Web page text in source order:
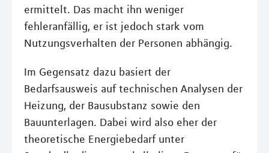
ermittelt. Das macht ihn weniger
fehleranfällig, er ist jedoch stark vom
Nutzungsverhalten der Personen abhängig.
Im Gegensatz dazu basiert der
Bedarfsausweis auf technischen Analysen der
Heizung, der Bausubstanz sowie den
Bauunterlagen. Dabei wird also eher der
theoretische Energiebedarf unter